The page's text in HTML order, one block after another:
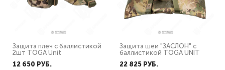
Защита плеч с баллистикой
2шт TOGA Unit
12 650 PУБ.
Защита шеи "ЗАСЛОН" с
баллистикой TOGA UNIT
22 825 PУБ.